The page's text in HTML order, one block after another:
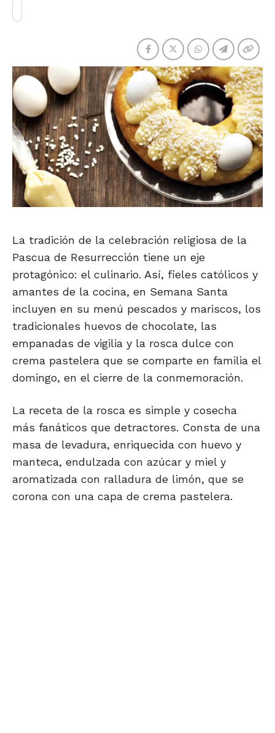
La tradición de la celebración religiosa de la
Pascua de Resurrección tiene un eje
protagónico: el culinario. Así, fieles católicos y
amantes de la cocina, en Semana Santa
incluyen en su menú pescados y mariscos, los
tradicionales huevos de chocolate, las
empanadas de vigilia y la rosca dulce con
crema pastelera que se comparte en familia el
domingo, en el cierre de la conmemoración.
La receta de la rosca es simple y cosecha
más fanáticos que detractores. Consta de una
masa de levadura, enriquecida con huevo y
manteca, endulzada con azúcar y miel y
aromatizada con ralladura de limón, que se
corona con una capa de crema pastelera.